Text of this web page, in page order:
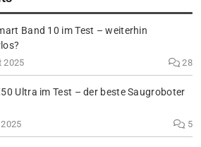
Band 10 im Test – weiterhin
2025 28
Ultra im Test – der beste Saugroboter
5